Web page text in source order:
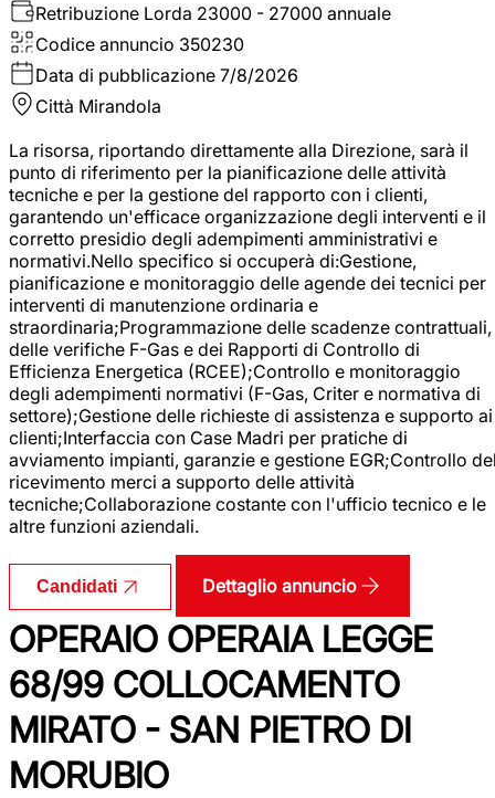
Retribuzione Lorda 23000 - 27000 annuale
Codice annuncio 350230
Data di pubblicazione 7/8/2026
Città Mirandola
La risorsa, riportando direttamente alla Direzione, sarà il
punto di riferimento per la pianificazione delle attività
tecniche e per la gestione del rapporto con i clienti,
garantendo un'efficace organizzazione degli interventi e il
corretto presidio degli adempimenti amministrativi e
normativi.Nello specifico si occuperà di:Gestione,
pianificazione e monitoraggio delle agende dei tecnici per
interventi di manutenzione ordinaria e
straordinaria;Programmazione delle scadenze contrattuali,
delle verifiche F-Gas e dei Rapporti di Controllo di
Efficienza Energetica (RCEE);Controllo e monitoraggio
degli adempimenti normativi (F-Gas, Criter e normativa di
settore);Gestione delle richieste di assistenza e supporto ai
clienti;Interfaccia con Case Madri per pratiche di
avviamento impianti, garanzie e gestione EGR;Controllo
ricevimento merci a supporto delle attività
tecniche;Collaborazione costante con l'ufficio tecnico e le
altre funzioni aziendali.
Candidati Dettaglio annuncio
OPERAIO OPERAIA LEGGE
68/99 COLLOCAMENTO
MIRATO - SAN PIETRO DI
MORUBIO